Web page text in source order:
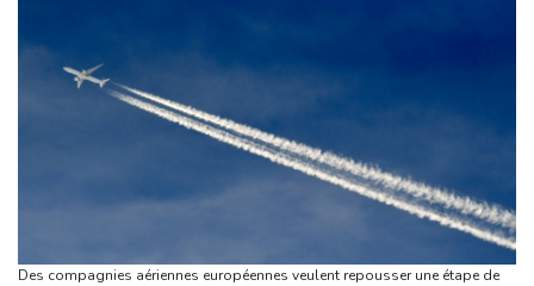
Des compagnies aériennes européennes veulent repousser une étape de